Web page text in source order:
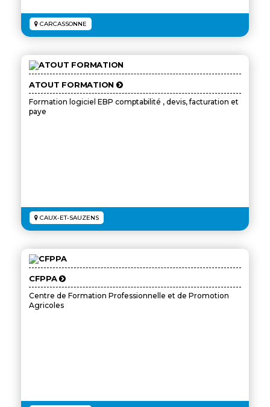
CARCASSONNE
ATOUT FORMATION
Formation logiciel EBP comptabilité , devis, facturation et
paye
CAUX-ET-SAUZENS
CFPPA
Centre de Formation Professionnelle et de Promotion
Agricoles